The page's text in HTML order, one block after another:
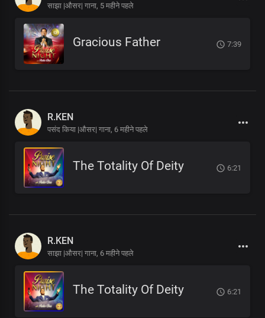
साझा |औसर| गाना, 5 महीने पहले
Gracious Father 7:39
R.KEN
पसंद किया |औसर| गाना, 6 महीने पहले
The Totality Of Deity 6:21
R.KEN
साझा |औसर| गाना, 6 महीने पहले
The Totality Of Deity 6:21